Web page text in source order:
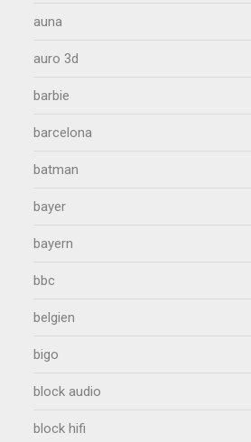
auna
auro 3d
barbie
barcelona
batman
bayer
bayern
bbc
belgien
bigo
block audio
block hifi